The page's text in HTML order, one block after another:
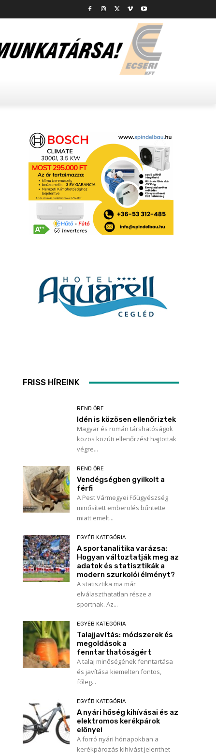
FRISS HÍREINK
REND ŐRE
Idén is közösen ellenőriztek
Magyar és román társhatóságok
közös közúti ellenőrzést hajtottak
végre...
REND ŐRE
Vendégségben gyilkolt a
férfi
A Pest Vármegyei Főügyészség
minősített emberölés bűntette
miatt emelt...
EGYÉB KATEGÓRIA
A sportanalitika varázsa:
Hogyan változtatják meg az
adatok és statisztikák a
modern szurkolói élményt?
A statisztika ma már
elválaszthatatlan része a
sportnak. Az...
EGYÉB KATEGÓRIA
Talajjavítás: módszerek és
megoldások a
fenntarthatóságért
A talaj minőségének fenntartása
és javítása kiemelten fontos,
főleg...
EGYÉB KATEGÓRIA
A nyári hőség kihívásai és az
elektromos kerékpárok
előnyei
A forró nyári hónapokban a
kerékpározás kihívást jelenthet